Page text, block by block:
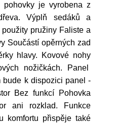
pohovky je vyrobena z
Výplň sedáků a
pružiny Faliste a
Součástí opěrných zad
hlavy. Kovové nohy
nožičkách. Panel
bude k dispozici panel -
Bez funkcí Pohovka
ani rozklad. Funkce
komfortu přispěje také